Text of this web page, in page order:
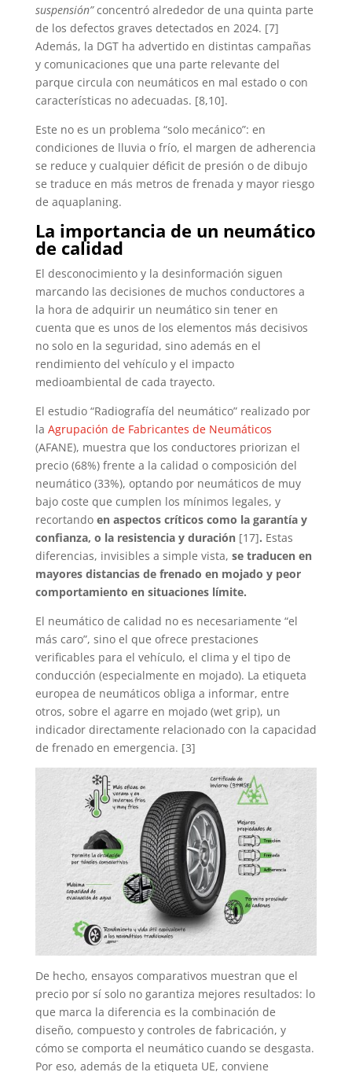
suspensión”concentró alrededor de una quinta parte
de los defectos graves detectados en 2024. [7]
Además, la DGT ha advertido en distintas campañas
y comunicaciones que una parte relevante del
parque circula con neumáticos en mal estado o con
características no adecuadas. [8,10].
Este no es un problema “solo mecánico”: en
condiciones de lluvia o frío, el margen de adherencia
se reduce y cualquier déficit de presión o de dibujo
se traduce en más metros de frenada y mayor riesgo
de aquaplaning.
La importancia de un neumático
de calidad
El desconocimiento y la desinformación siguen
marcando las decisiones de muchos conductores a
la hora de adquirir un neumático sin tener en
cuenta que es unos de los elementos más decisivos
no solo en la seguridad, sino además en el
rendimiento del vehículo y el impacto
medioambiental de cada trayecto.
El estudio “Radiografía del neumático” realizado por
la Agrupación de Fabricantes de Neumáticos
(AFANE), muestra que los conductores priorizan el
precio (68%) frente a la calidad o composición del
neumático (33%), optando por neumáticos de muy
bajo coste que cumplen los mínimos legales, y
recortandoen aspectos críticos como la garantía y
confianza, o la resistencia y duración [17]. Estas
diferencias, invisibles a simple vista, se traducen en
mayores distancias de frenado en mojado y peor
comportamiento en situaciones límite.
El neumático de calidad no es necesariamente “el
más caro”, sino el que ofrece prestaciones
verificables para el vehículo, el clima y el tipo de
conducción (especialmente en mojado). La etiqueta
europea de neumáticos obliga a informar, entre
otros, sobre el agarre en mojado (wet grip), un
indicador directamente relacionado con la capacidad
de frenado en emergencia. [3]
De hecho, ensayos comparativos muestran que el
precio por sí solo no garantiza mejores resultados: lo
que marca la diferencia es la combinación de
diseño, compuesto y controles de fabricación, y
cómo se comporta el neumático cuando se desgasta.
Por eso, además de la etiqueta UE, conviene